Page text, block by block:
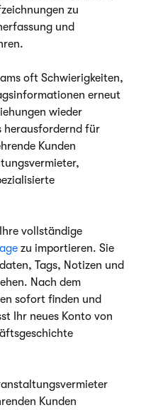
zu
und
oft Schwierigkeiten,
erneut
wieder
herausfordernd für
Kunden
vollständige
zu importieren. Sie
Tags, Notizen und
Nach dem
sofort finden und
Ihr neues Konto von
Kunden